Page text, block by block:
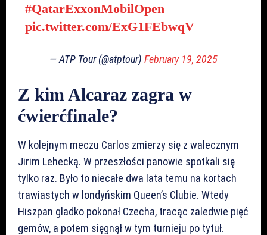
#QatarExxonMobilOpen
pic.twitter.com/ExG1FEbwqV
— ATP Tour (@atptour) February 19, 2025
Z kim Alcaraz zagra w
ćwierćfinale?
W kolejnym meczu Carlos zmierzy się z walecznym
Jirim Lehecką. W przeszłości panowie spotkali się
tylko raz. Było to niecałe dwa lata temu na kortach
trawiastych w londyńskim Queen’s Clubie. Wtedy
Hiszpan gładko pokonał Czecha, tracąc zaledwie pięć
gemów, a potem sięgnął w tym turnieju po tytuł.